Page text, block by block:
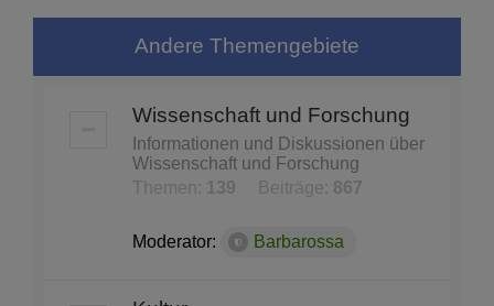
Andere Themengebiete
Wissenschaft und Forschung
Informationen und Diskussionen über
Wissenschaft und Forschung
Themen:
139 Beiträge: 867
Moderator: Barbarossa